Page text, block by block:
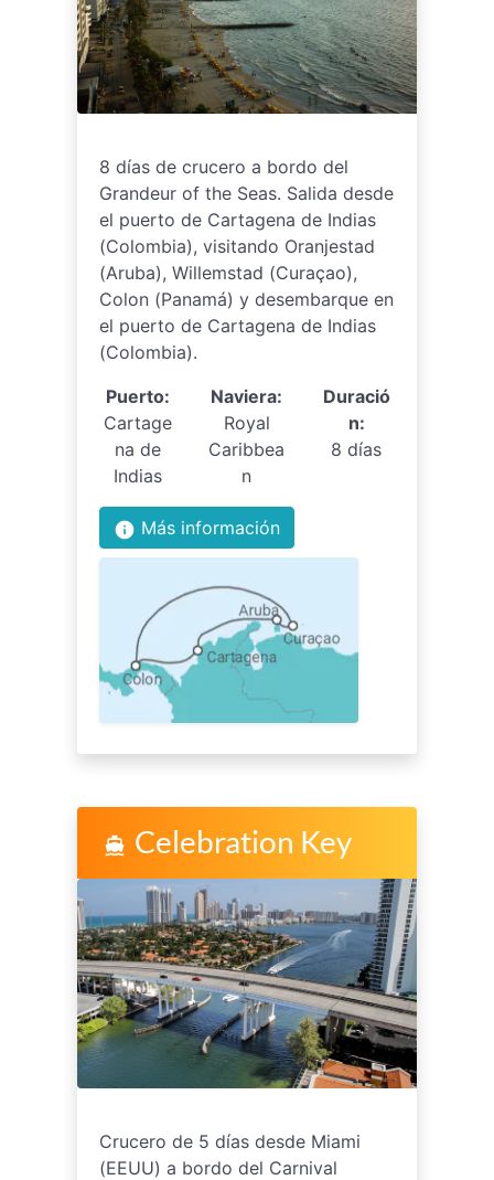
8 días de crucero a bordo del
Grandeur of the Seas. Salida desde
el puerto de Cartagena de Indias
(Colombia), visitando Oranjestad
(Aruba), Willemstad (Curaçao),
Colon (Panamá) y desembarque en
el puerto de Cartagena de Indias
(Colombia).
Puerto:
Cartage
na de
Indias
Naviera:
Royal
Caribbea
n
Duració
n:
8 días
info Más información
directions_boat Celebration Key
Crucero de 5 días desde Miami
(EEUU) a bordo del Carnival